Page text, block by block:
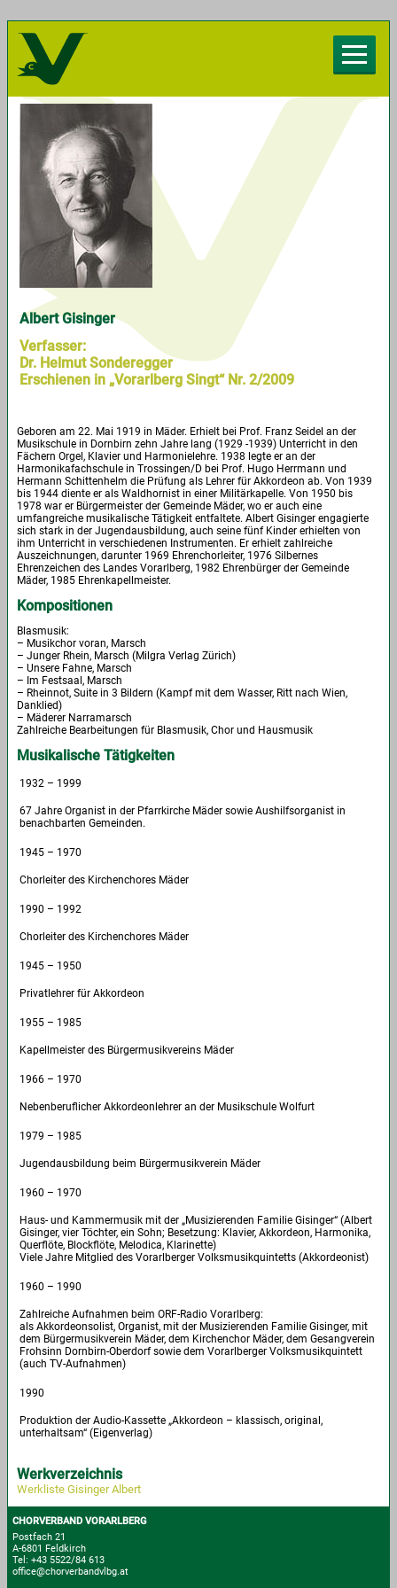
Herzlich willkommen beim Chorverband
Vorarlberg
Albert Gisinger
Verfasser:
Dr. Helmut Sonderegger
Erschienen in „Vorarlberg Singt“ Nr. 2/2009
Geboren am 22. Mai 1919 in Mäder. Erhielt bei Prof. Franz Seidel an der
Musikschule in Dornbirn zehn Jahre lang (1929 -1939) Unterricht in den
Fächern Orgel, Klavier und Harmonielehre. 1938 legte er an der
Harmonikafachschule in Trossingen/D bei Prof. Hugo Herrmann und
Hermann Schittenhelm die Prüfung als Lehrer für Akkordeon ab. Von 1939
bis 1944 diente er als Waldhornist in einer Militärkapelle. Von 1950 bis
1978 war er Bürgermeister der Gemeinde Mäder, wo er auch eine
umfangreiche musikalische Tätigkeit entfaltete. Albert Gisinger engagierte
sich stark in der Jugendausbildung, auch seine fünf Kinder erhielten von
ihm Unterricht in verschiedenen Instrumenten. Er erhielt zahlreiche
Auszeichnungen, darunter 1969 Ehrenchorleiter, 1976 Silbernes
Ehrenzeichen des Landes Vorarlberg, 1982 Ehrenbürger der Gemeinde
Mäder, 1985 Ehrenkapellmeister.
Kompositionen
Blasmusik:
– Musikchor voran, Marsch
– Junger Rhein, Marsch (Milgra Verlag Zürich)
– Unsere Fahne, Marsch
– Im Festsaal, Marsch
– Rheinnot, Suite in 3 Bildern (Kampf mit dem Wasser, Ritt nach Wien,
Danklied)
– Mäderer Narramarsch
Zahlreiche Bearbeitungen für Blasmusik, Chor und Hausmusik
Musikalische Tätigkeiten
1932 – 1999
67 Jahre Organist in der Pfarrkirche Mäder sowie Aushilfsorganist in
benachbarten Gemeinden.
1945 – 1970
Chorleiter des Kirchenchores Mäder
1990 – 1992
Chorleiter des Kirchenchores Mäder
1945 – 1950
Privatlehrer für Akkordeon
1955 – 1985
Kapellmeister des Bürgermusikvereins Mäder
1966 – 1970
Nebenberuflicher Akkordeonlehrer an der Musikschule Wolfurt
1979 – 1985
Jugendausbildung beim Bürgermusikverein Mäder
1960 – 1970
Haus- und Kammermusik mit der „Musizierenden Familie Gisinger“ (Albert
Gisinger, vier Töchter, ein Sohn; Besetzung: Klavier, Akkordeon, Harmonika,
Querflöte, Blockflöte, Melodica, Klarinette)
Viele Jahre Mitglied des Vorarlberger Volksmusikquintetts (Akkordeonist)
1960 – 1990
Zahlreiche Aufnahmen beim ORF-Radio Vorarlberg:
als Akkordeonsolist, Organist, mit der Musizierenden Familie Gisinger, mit
dem Bürgermusikverein Mäder, dem Kirchenchor Mäder, dem Gesangverein
Frohsinn Dornbirn-Oberdorf sowie dem Vorarlberger Volksmusikquintett
(auch TV-Aufnahmen)
1990
Produktion der Audio-Kassette „Akkordeon – klassisch, original,
unterhaltsam“ (Eigenverlag)
Werkverzeichnis
Werkliste Gisinger Albert
CHORVERBAND VORARLBERG
Postfach 21
A-6801 Feldkirch
Tel: +43 5522/84 613
office@chorverbandvlbg.at